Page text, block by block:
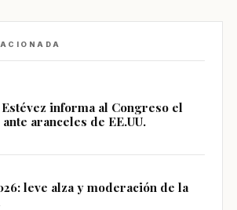
informa al Congreso el
aranceles de EE.UU.
leve alza y moderación de la